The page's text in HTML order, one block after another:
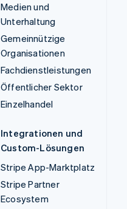
Medien und
Unterhaltung
Gemeinnützige
Organisationen
Fachdienstleistungen
Öffentlicher Sektor
Einzelhandel
Integrationen und
Custom-Lösungen
Stripe App-Marktplatz
Stripe Partner
Ecosystem